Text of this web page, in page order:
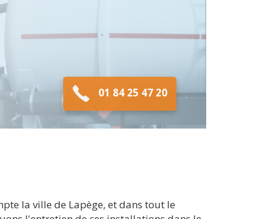
01 84 25 47 20
la ville de Lapège, et dans tout le